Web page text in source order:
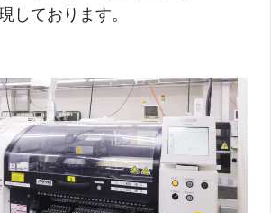
しております。